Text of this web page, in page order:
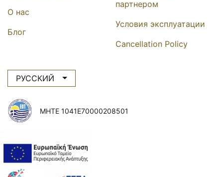
О нас
Блог
партнером
Условия эксплуатации
Cancellation Policy
РУССКИЙ
MHTE 1041E70000208501